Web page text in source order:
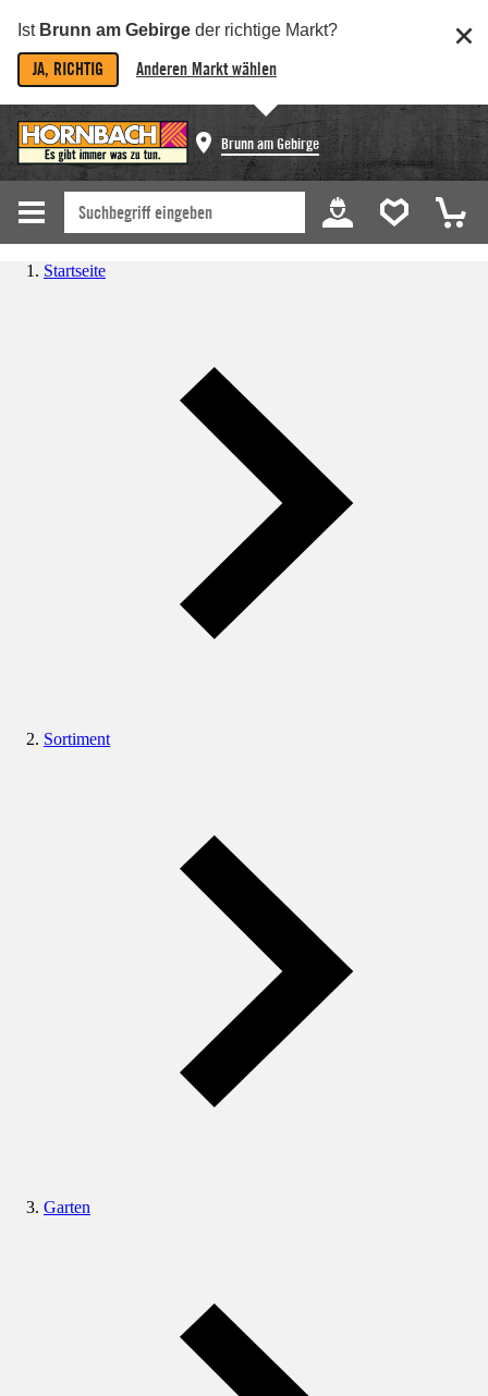
Ist Brunn am Gebirge der richtige Markt?
JA, RICHTIG Anderen Markt wählen
Brunn am Gebirge
Startseite
Sortiment
Garten